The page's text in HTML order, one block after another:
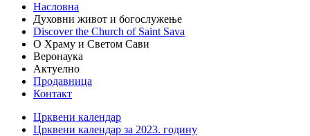
Насловна
Духовни живот и богослужење
Discover the Church of Saint Sava
О Храму и Светом Сави
Веронаука
Актуелно
Продавница
Контакт
Црквени календар
Црквени календар за 2023. годину